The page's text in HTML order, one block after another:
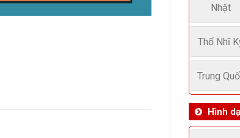
Nhật
Thổ Nhĩ
Trung
Hình